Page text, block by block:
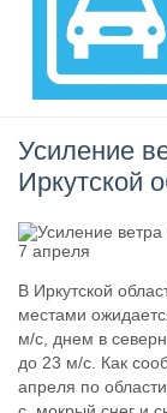
Усиление
Иркутской
В Иркутской
местами
м/с, днем в
до 23 м/с. Как
апреля по